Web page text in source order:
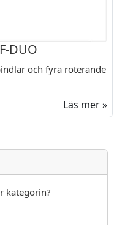
DUO
och fyra roterande
Läs mer »
kategorin?